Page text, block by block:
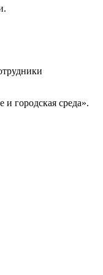
городская среда».